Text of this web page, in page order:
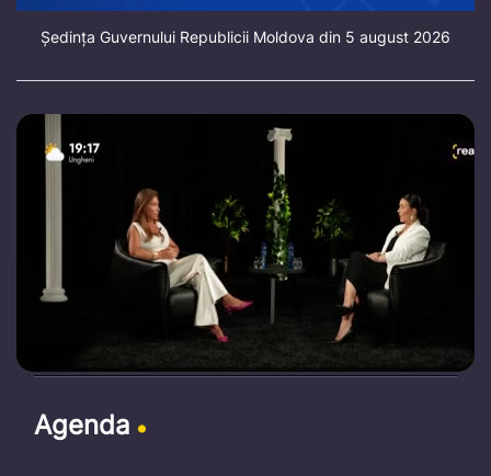
Ședința Guvernului Republicii Moldova din 5 august 2026
Agenda